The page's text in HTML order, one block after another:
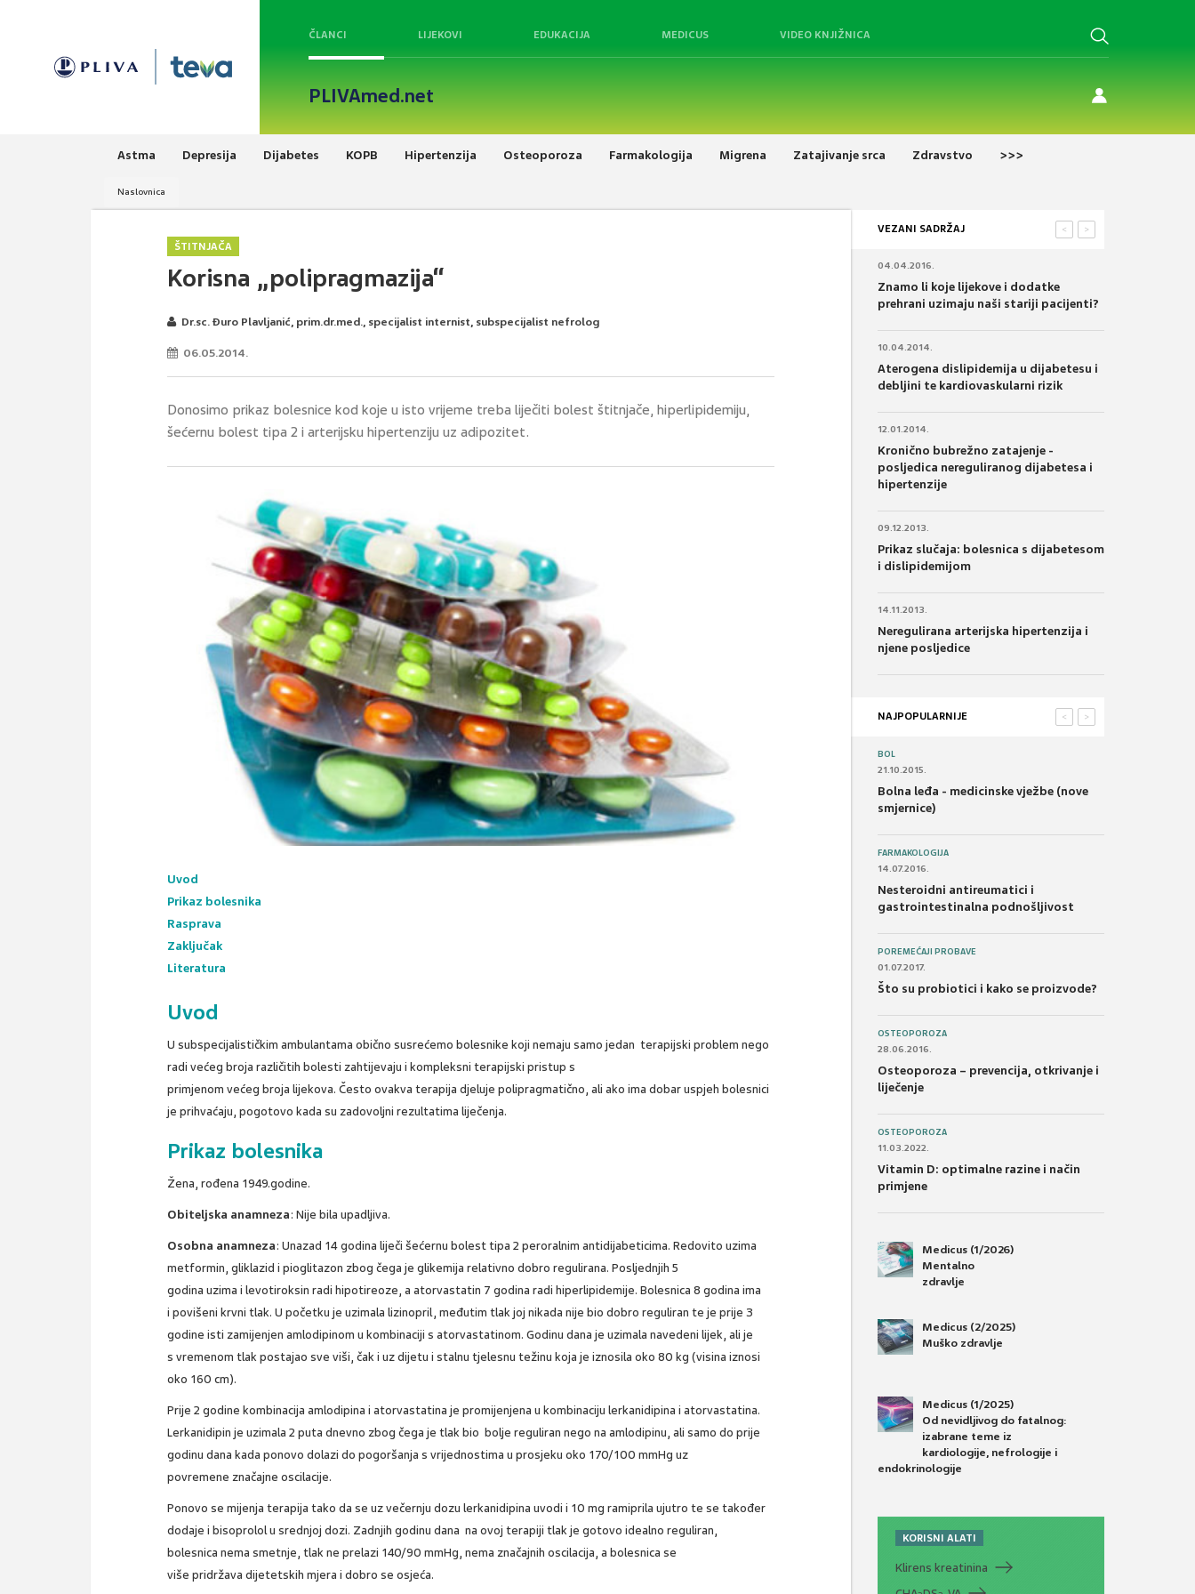
ČLANCI LIJEKOVI EDUKACIJA MEDICUS VIDEO KNJIŽNICA
PLIVAmed.net
Astma Depresija Dijabetes KOPB Hipertenzija Osteoporoza Farmakologija Migrena Zatajivanje srca Zdravstvo >>>
Naslovnica
ŠTITNJAČA
Korisna „polipragmazija“
Dr.sc. Đuro Plavljanić, prim.dr.med., specijalist internist, subspecijalist nefrolog
06.05.2014.
Donosimo prikaz bolesnice kod koje u isto vrijeme treba liječiti bolest štitnjače, hiperlipidemiju,
šećernu bolest tipa 2 i arterijsku hipertenziju uz adipozitet.
Uvod
Prikaz bolesnika
Rasprava
Zaključak
Literatura
Uvod
U subspecijalističkim ambulantama obično susrećemo bolesnike koji nemaju samo jedan terapijski problem nego
radi većeg broja različitih bolesti zahtijevaju i kompleksni terapijski pristup s
primjenom većeg broja lijekova. Često ovakva terapija djeluje polipragmatično, ali ako ima dobar uspjeh bolesnici
je prihvaćaju, pogotovo kada su zadovoljni rezultatima liječenja.
Prikaz bolesnika
Žena, rođena 1949.godine.
Obiteljska anamneza: Nije bila upadljiva.
Osobna anamneza: Unazad 14 godina liječi šećernu bolest tipa 2 peroralnim antidijabeticima. Redovito uzima
metformin, gliklazid i pioglitazon zbog čega je glikemija relativno dobro regulirana. Posljednjih 5
godina uzima i levotiroksin radi hipotireoze, a atorvastatin 7 godina radi hiperlipidemije. Bolesnica 8 godina ima
i povišeni krvni tlak. U početku je uzimala lizinopril, međutim tlak joj nikada nije bio dobro reguliran te je prije 3
godine isti zamijenjen amlodipinom u kombinaciji s atorvastatinom. Godinu dana je uzimala navedeni lijek, ali je
s vremenom tlak postajao sve viši, čak i uz dijetu i stalnu tjelesnu težinu koja je iznosila oko 80 kg (visina iznosi
oko 160 cm).
Prije 2 godine kombinacija amlodipina i atorvastatina je promijenjena u kombinaciju lerkanidipina i atorvastatina.
Lerkanidipin je uzimala 2 puta dnevno zbog čega je tlak bio bolje reguliran nego na amlodipinu, ali samo do prije
godinu dana kada ponovo dolazi do pogoršanja s vrijednostima u prosjeku oko 170/100 mmHg uz
povremene značajne oscilacije.
Ponovo se mijenja terapija tako da se uz večernju dozu lerkanidipina uvodi i 10 mg ramiprila ujutro te se također
dodaje i bisoprolol u srednjoj dozi. Zadnjih godinu dana na ovoj terapiji tlak je gotovo idealno reguliran,
bolesnica nema smetnje, tlak ne prelazi 140/90 mmHg, nema značajnih oscilacija, a bolesnica se
više pridržava dijetetskih mjera i dobro se osjeća.
VEZANI SADRŽAJ >
<
04.04.2016.
Znamo li koje lijekove i dodatke
prehrani uzimaju naši stariji pacijenti?
10.04.2014.
Aterogena dislipidemija u dijabetesu i
debljini te kardiovaskularni rizik
12.01.2014.
Kronično bubrežno zatajenje -
posljedica nereguliranog dijabetesa i
hipertenzije
09.12.2013.
Prikaz slučaja: bolesnica s dijabetesom
i dislipidemijom
14.11.2013.
Neregulirana arterijska hipertenzija i
njene posljedice
NAJPOPULARNIJE >
<
BOL
21.10.2015.
Bolna leđa - medicinske vježbe (nove
smjernice)
FARMAKOLOGIJA
14.07.2016.
Nesteroidni antireumatici i
gastrointestinalna podnošljivost
POREMEĆAJI PROBAVE
01.07.2017.
Što su probiotici i kako se proizvode?
OSTEOPOROZA
28.06.2016.
Osteoporoza – prevencija, otkrivanje i
liječenje
OSTEOPOROZA
11.03.2022.
Vitamin D: optimalne razine i način
primjene
Medicus (1/2026)
Mentalno
zdravlje
Medicus (2/2025)
Muško zdravlje
Medicus (1/2025)
Od nevidljivog do fatalnog:
izabrane teme iz
kardiologije, nefrologije i
endokrinologije
KORISNI ALATI
Klirens kreatinina